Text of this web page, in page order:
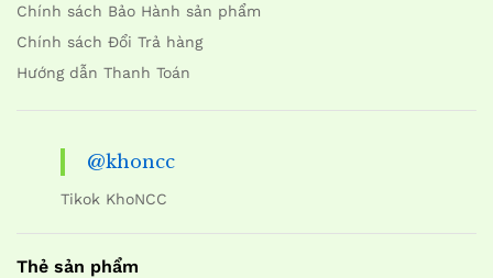
Chính sách Bảo Hành sản phẩm
Chính sách Đổi Trả hàng
Hướng dẫn Thanh Toán
@khoncc
Tikok KhoNCC
Thẻ sản phẩm